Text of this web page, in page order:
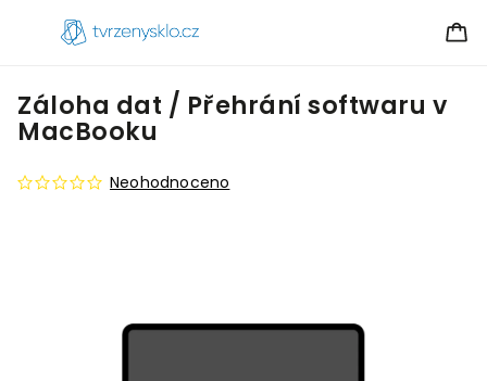
Záloha dat / Přehrání softwaru v
MacBooku
Neohodnoceno